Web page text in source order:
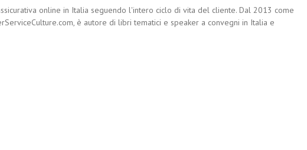
online in Italia seguendo l'intero ciclo di vita del cliente. Dal 2013 come
è autore di libri tematici e speaker a convegni in Italia e